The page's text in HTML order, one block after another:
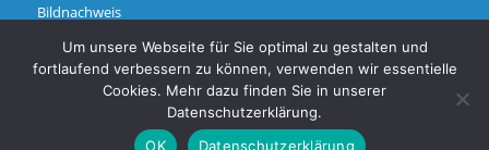
Bildnachweis
Um unsere Webseite für Sie optimal zu gestalten und
fortlaufend verbessern zu können, verwenden wir essentielle
Cookies. Mehr dazu finden Sie in unserer
Datenschutzerklärung.
OK
Datenschutzerklärung